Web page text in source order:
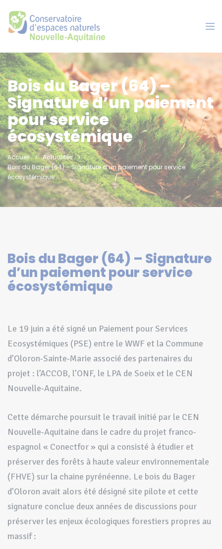
Bois du Bager (64) –
Signature d’un paiement
pour service
écosystémique
Accueil
Actualités
Bois du Bager (64) – Signature d’un paiement pour service
écosystémique
Bois du Bager (64) – Signature
d’un paiement pour service
écosystémique
Le 19 juin a été signé un Paiement pour Services
Ecosystémiques (PSE) entre le WWF et la Commune
d’Oloron-Sainte-Marie associé des partenaires du
projet : l’ACCOB, l’ONF, le LPA de Soeix et le CEN
Nouvelle-Aquitaine.
Cette démarche poursuit le travail initié par le CEN
Nouvelle-Aquitaine dans le cadre du projet franco-
espagnol « Conectfor » qui a consisté à étudier et
préserver des forêts à haute valeur environnementale
(FHVE) sur la chaine pyrénéenne. Le bois du Bager
d’Oloron avait alors été désigné site pilote et cette
signature conclue deux années de discussions pour
préserver les enjeux écologiques forestiers propres au
massif :